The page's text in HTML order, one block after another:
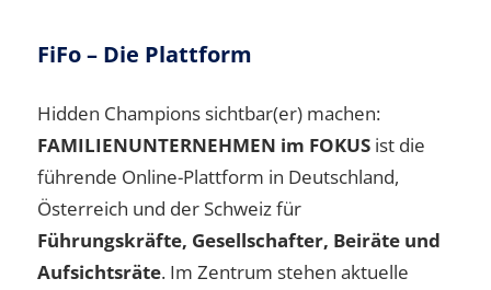
FiFo – Die Plattform
Hidden Champions sichtbar(er) machen:
FAMILIENUNTERNEHMEN im FOKUS ist die
führende Online-Plattform in Deutschland,
Österreich und der Schweiz für
Führungskräfte, Gesellschafter, Beiräte und
Aufsichtsräte. Im Zentrum stehen aktuelle